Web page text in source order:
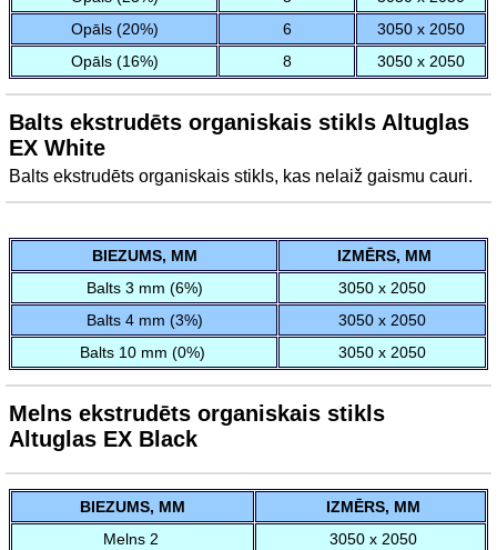
Opāls (20%)
6
3050 x 2050
Opāls (16%)
8 3050 x 2050
Balts ekstrudēts organiskais stikls Altuglas
EX White
Balts ekstrudēts organiskais stikls, kas nelaiž gaismu cauri.
BIEZUMS, MM
IZMĒRS, MM
Balts 3 mm (6%)
3050 x 2050
Balts 4 mm (3%)
3050 x 2050
Balts 10 mm (0%)
3050 x 2050
Melns ekstrudēts organiskais stikls
Altuglas EX Black
BIEZUMS, MM
IZMĒRS, MM
Melns 2
3050 x 2050